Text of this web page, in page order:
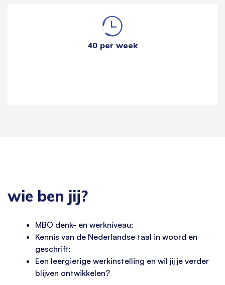
40 per week
wie ben jij?
MBO denk- en werkniveau;
Kennis van de Nederlandse taal in woord en
geschrift;
Een leergierige werkinstelling en wil jij je verder
blijven ontwikkelen?